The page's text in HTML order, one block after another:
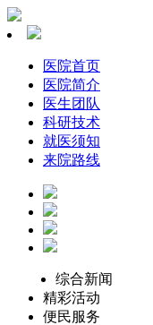
医院首页
医院简介
医生团队
科研技术
就医须知
来院路线
综合新闻
精彩活动
便民服务